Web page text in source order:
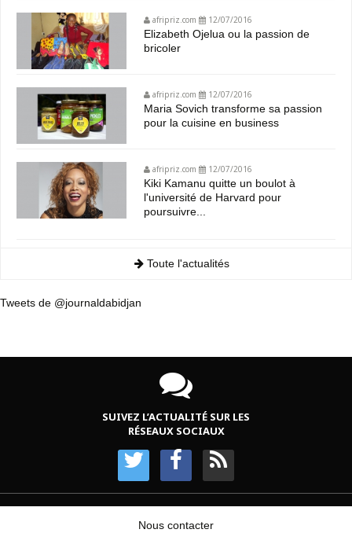
afripriz.com 12/07/2016
Elizabeth Ojelua ou la passion de
bricoler
afripriz.com 12/07/2016
Maria Sovich transforme sa passion
pour la cuisine en business
afripriz.com 12/07/2016
Kiki Kamanu quitte un boulot à
l'université de Harvard pour
poursuivre...
Toute l'actualités
Tweets de @journaldabidjan
SUIVEZ L’ACTUALITÉ SUR LES
RÉSEAUX SOCIAUX
Nous contacter